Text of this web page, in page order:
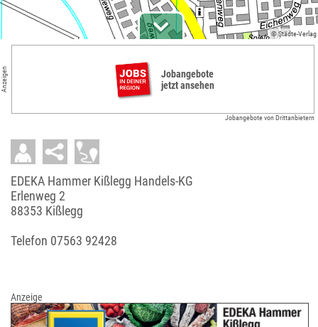
© Städte-Verlag
Anzeigen
Jobangebote
jetzt ansehen
Jobangebote von Drittanbietern
EDEKA Hammer Kißlegg Handels-KG
Erlenweg 2
88353 Kißlegg
Telefon 07563 92428
Anzeige